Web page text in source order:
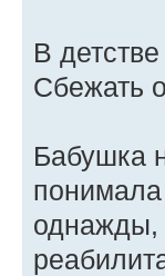
В
Сбежать
Бабушка
однажды,